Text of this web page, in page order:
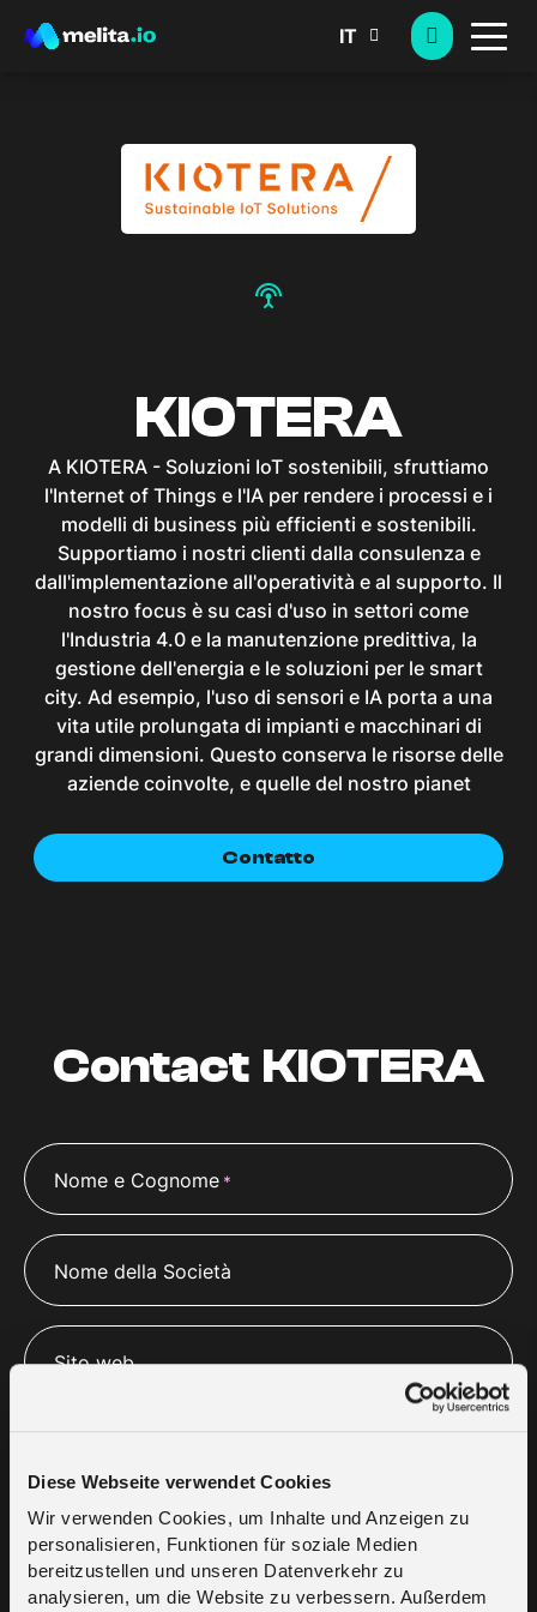
Diese Webseite verwendet Cookies
Wir verwenden Cookies, um Inhalte und Anzeigen zu
personalisieren, Funktionen für soziale Medien
bereitzustellen und unseren Datenverkehr zu
analysieren, um die Website zu verbessern. Außerdem
IT
settings_input_antenna
KIOTERA
A KIOTERA - Soluzioni IoT sostenibili, sfruttiamo
l'Internet of Things e l'IA per rendere i processi e i
modelli di business più efficienti e sostenibili.
Supportiamo i nostri clienti dalla consulenza e
dall'implementazione all'operatività e al supporto. Il
nostro focus è su casi d'uso in settori come
l'Industria 4.0 e la manutenzione predittiva, la
gestione dell'energia e le soluzioni per le smart
city. Ad esempio, l'uso di sensori e IA porta a una
vita utile prolungata di impianti e macchinari di
grandi dimensioni. Questo conserva le risorse delle
aziende coinvolte, e quelle del nostro pianet
Contatto
Contact KIOTERA
Nome e Cognome *
Nome della Società
Sito web
Numero di telefono *